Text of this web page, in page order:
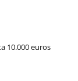
10.000 euros